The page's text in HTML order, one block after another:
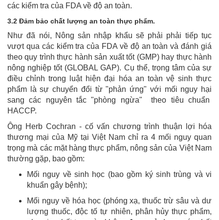
các kiểm tra của FDA về độ an toàn.
3.2 Đảm bảo chất lượng an toàn thực phẩm.
Như đã nói, Nông sản nhập khẩu sẽ phải phải tiếp tục
vượt qua các kiểm tra của FDA về độ an toàn và đánh giá
theo quy trình thực hành sản xuất tốt (GMP) hay thực hành
nông nghiệp tốt (GLOBAL GAP). Cụ thể, trọng tâm của sự
điều chỉnh trong luật hiện đại hóa an toàn vệ sinh thực
phẩm là sự chuyển đổi từ "phản ứng" với mối nguy hại
sang các nguyên tắc "phòng ngừa" theo tiêu chuẩn
HACCP.
Ông Herb Cochran - cố vấn chương trình thuận lợi hóa
thương mại của Mỹ tại Việt Nam chỉ ra 4 mối nguy quan
trọng mà các mặt hàng thực phẩm, nông sản của Việt Nam
thường gặp, bao gồm:
Mối nguy về sinh học (bao gồm ký sinh trùng và vi
khuẩn gây bệnh);
Mối nguy về hóa học (phóng xạ, thuốc trừ sâu và dư
lượng thuốc, độc tố tự nhiên, phân hủy thực phẩm,